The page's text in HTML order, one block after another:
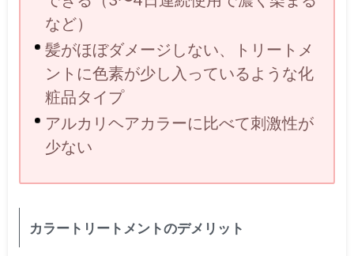
など）
髪がほぼダメージしない、トリートメ
ントに色素が少し入っているような化
粧品タイプ
アルカリヘアカラーに比べて刺激性が
少ない
カラートリートメントのデメリット